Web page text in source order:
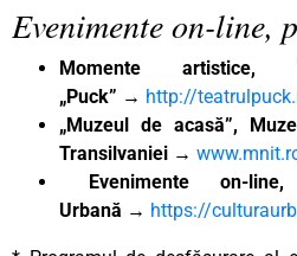
Evenimente on-line,
Momente
„Puck” → http://
„Muzeul de acasă”,
Transilvaniei →
Evenimente on-
Urbană → https://